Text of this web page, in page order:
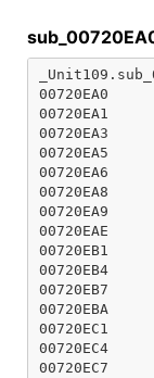
00720EA0
00720EA1
00720EA3
00720EA5
00720EA6
00720EA8
00720EA9
00720EAE
00720EB1
00720EB4
00720EB7
00720EBA
00720EC1
00720EC4
00720EC7